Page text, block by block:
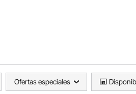
Ofertas especiales